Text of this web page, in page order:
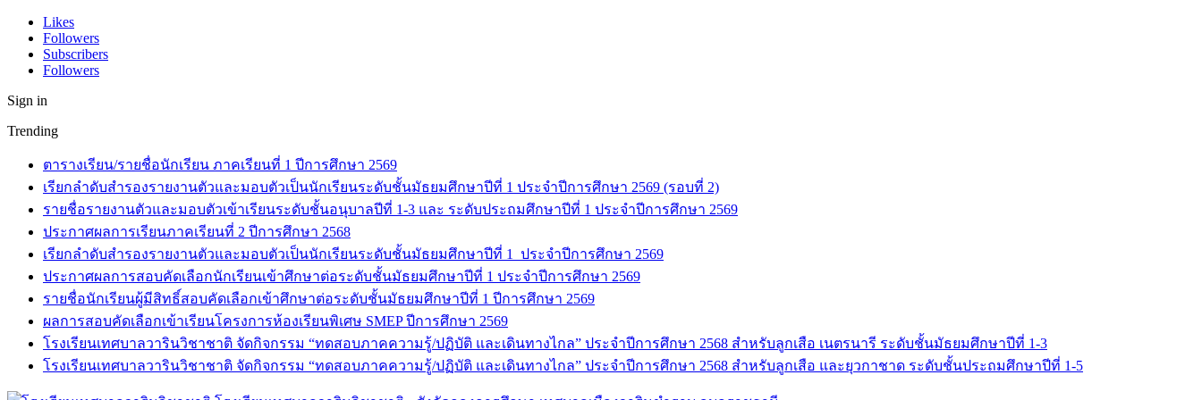
Likes
Followers
Subscribers
Followers
Sign in
Trending
ตารางเรียน/รายชื่อนักเรียน ภาคเรียนที่ 1 ปีการศึกษา 2569
เรียกลำดับสำรองรายงานตัวและมอบตัวเป็นนักเรียนระดับชั้นมัธยมศึกษาปีที่ 1 ประจำปีการศึกษา 2569 (รอบที่ 2)
รายชื่อรายงานตัวและมอบตัวเข้าเรียนระดับชั้นอนุบาลปีที่ 1-3 และ ระดับประถมศึกษาปีที่ 1 ประจำปีการศึกษา 2569
ประกาศผลการเรียนภาคเรียนที่ 2 ปีการศึกษา 2568
เรียกลำดับสำรองรายงานตัวและมอบตัวเป็นนักเรียนระดับชั้นมัธยมศึกษาปีที่ 1 ประจำปีการศึกษา 2569
ประกาศผลการสอบคัดเลือกนักเรียนเข้าศึกษาต่อระดับชั้นมัธยมศึกษาปีที่ 1 ประจำปีการศึกษา 2569
รายชื่อนักเรียนผู้มีสิทธิ์สอบคัดเลือกเข้าศึกษาต่อระดับชั้นมัธยมศึกษาปีที่ 1 ปีการศึกษา 2569
ผลการสอบคัดเลือกเข้าเรียนโครงการห้องเรียนพิเศษ SMEP ปีการศึกษา 2569
โรงเรียนเทศบาลวารินวิชาชาติ จัดกิจกรรม “ทดสอบภาคความรู้/ปฏิบัติ และเดินทางไกล” ประจำปีการศึกษา 2568 สำหรับลูกเสือ เนตรนารี ระดับชั้นมัธยมศึกษาปีที่ 1-3
โรงเรียนเทศบาลวารินวิชาชาติ จัดกิจกรรม “ทดสอบภาคความรู้/ปฏิบัติ และเดินทางไกล” ประจำปีการศึกษา 2568 สำหรับลูกเสือ และยุวกาชาด ระดับชั้นประถมศึกษาปีที่ 1-5